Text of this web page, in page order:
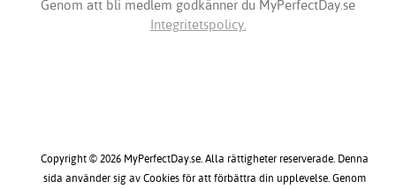
Genom att bli medlem godkänner du MyPerfectDay.se
Integritetspolicy.
Copyright © 2026 MyPerfectDay.se. Alla rättigheter reserverade. Denna
sida använder sig av Cookies för att förbättra din upplevelse. Genom